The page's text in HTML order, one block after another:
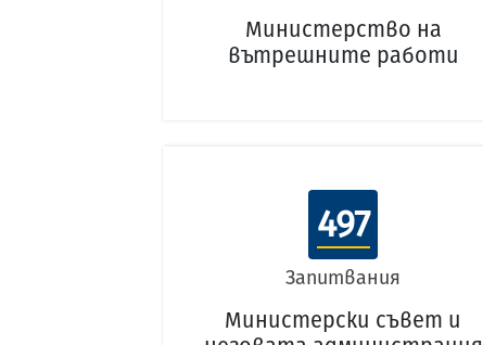
Министерство на
вътрешните работи
497
Запитвания
Министерски съвет и